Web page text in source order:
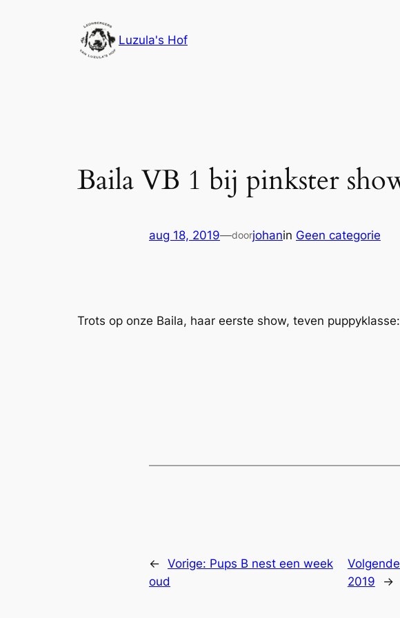
Luzula's Hof
Baila VB 1 bij pinkster
aug 18, 2019—doorjohanin Geen categorie
Trots op onze Baila, haar eerste show, teven
← Vorige: Pups B nest een week
oud
2019
→